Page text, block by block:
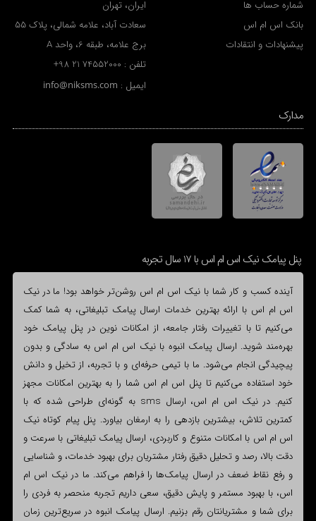
شماره حساب ها
بانک اس ام اس
پیشنهادات و انتقادات
ایران، تهران
سعادت آباد، علامه شمالی، پلاک 55
برج علامه، طبقه 6، واحد A
تلفن : +98 21 74552000
ایمیل : info@niksms.com
مدارک
پنل پیامک نیک اس ام اس با 17 سال تجربه
آینده کسب و کار شما با نیک اس ام اس روشن‌تر خواهد بود! ما در نیک
اس ام اس با ارائه بهترین خدمات ارسال پیامک تبلیغاتی، به شما کمک
می‌کنیم تا با تغییرات رفتار جامعه، از امکانات نوین در پنل پیامک خود
بهره‌مند شوید. ارسال پیامک انبوه با نیک اس ام اس به سادگی و بدون
پیچیدگی انجام می‌شود. ما با تیمی حرفه‌ای و با تجربه، از تخیل و دانش
خود استفاده می‌کنیم تا پنل اس ام اس شما را به بهترین امکانات مجهز
کنیم. در نیک اس ام اس، ارسال sms به گونه‌ای طراحی شده که با
کمترین تلاش، بیشترین بازدهی را به ارمغان بیاورد. پنل پیام کوتاه نیک
اس ام اس با امکانات متنوع و کاربردی، ارسال پیامک تبلیغاتی با سرعت و
دقت بالا، رصد و تحلیل دقیق رفتار مشتریان برای بهبود خدمات، و شناسایی
و رفع نقاط ضعف در ارسال پیامک‌ها را فراهم می‌کند. ما در نیک اس ام
اس، با بهبود مستمر و پایش دقیق، سعی داریم تجربه منحصر به فردی را
برای شما و مشتریانتان رقم بزنیم. ارسال پیامک انبوه در سریع‌ترین زمان